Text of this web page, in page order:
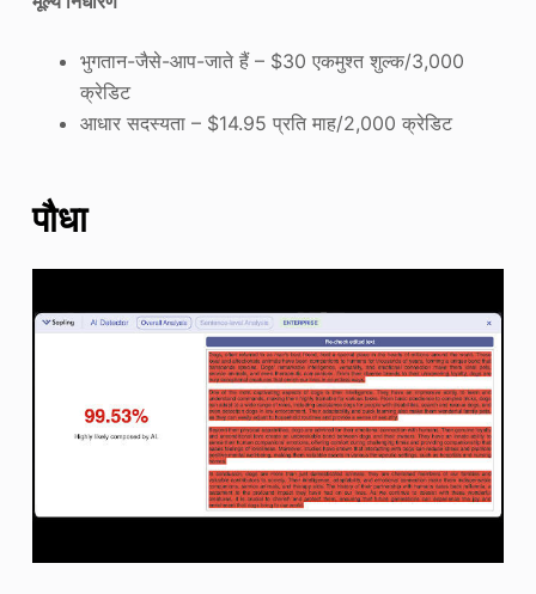
भुगतान-जैसे-आप-जाते हैं – $30 एकमुश्त शुल्क/3,000
क्रेडिट
आधार सदस्यता – $14.95 प्रति माह/2,000 क्रेडिट
पौधा